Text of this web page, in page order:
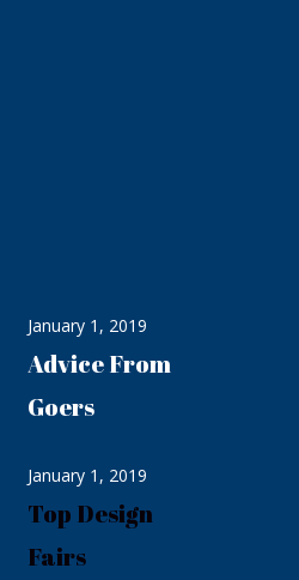
January 1, 2019
Advice From
Goers
January 1, 2019
Top Design
Fairs